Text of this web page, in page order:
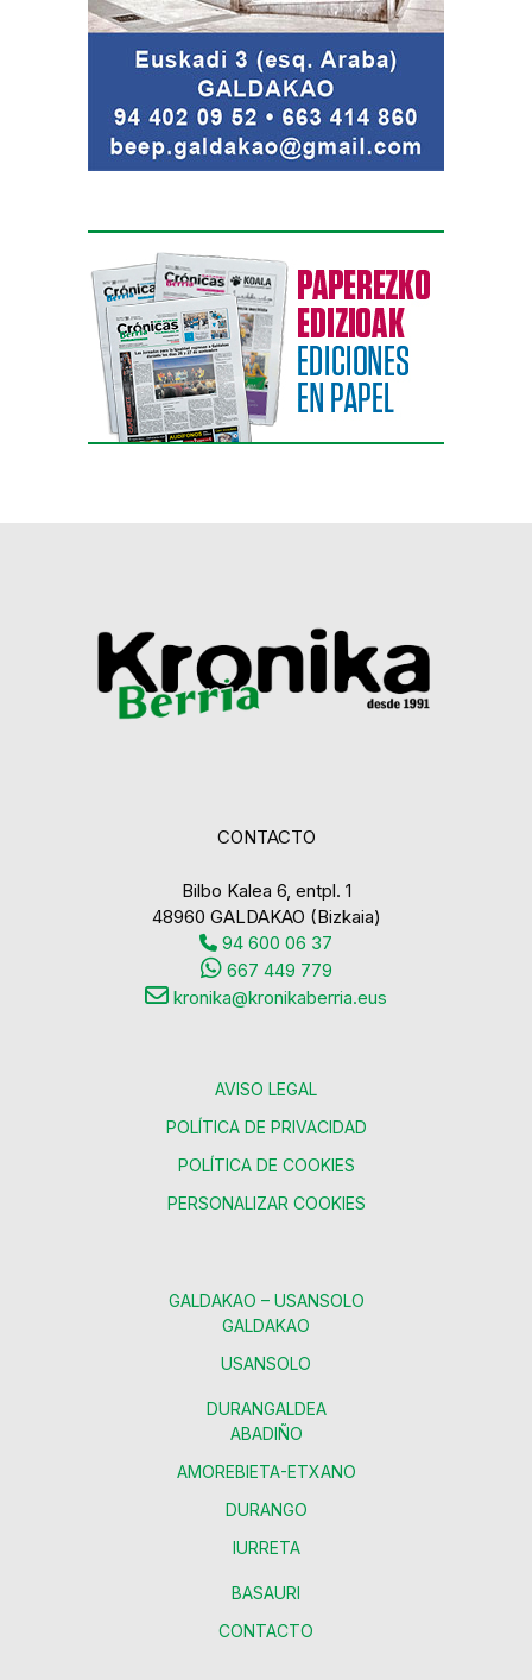
CONTACTO
Bilbo Kalea 6, entpl. 1
48960 GALDAKAO (Bizkaia)
94 600 06 37
667 449 779
kronika@kronikaberria.eus
AVISO LEGAL
POLÍTICA DE PRIVACIDAD
POLÍTICA DE COOKIES
PERSONALIZAR COOKIES
GALDAKAO – USANSOLO
GALDAKAO
USANSOLO
DURANGALDEA
ABADIÑO
AMOREBIETA-ETXANO
DURANGO
IURRETA
BASAURI
CONTACTO